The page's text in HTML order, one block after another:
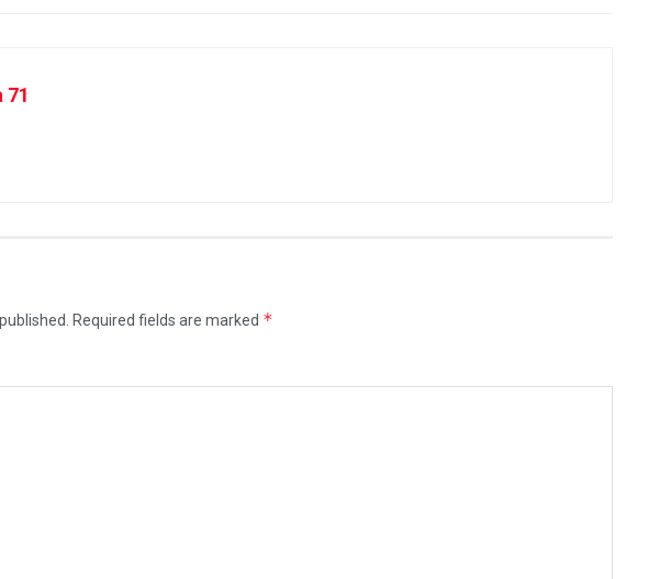
71
Required fields are marked *